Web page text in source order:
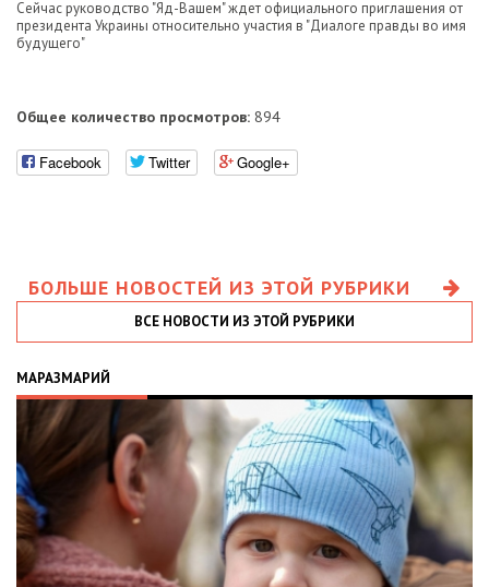
Сейчас руководство "Яд-Вашем" ждет официального приглашения от
президента Украины относительно участия в "Диалоге правды во имя
будущего"
Общее количество просмотров: 894
Facebook Twitter Google+
БОЛЬШЕ НОВОСТЕЙ ИЗ ЭТОЙ РУБРИКИ
ВСЕ НОВОСТИ ИЗ ЭТОЙ РУБРИКИ
МАРАЗМАРИЙ